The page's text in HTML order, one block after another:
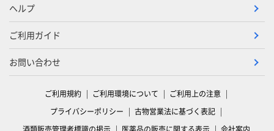
ヘルプ
ご利用ガイド
お問い合わせ
ご利用規約 ご利用環境について
ご利用上の注意
プライバシーポリシー
古物営業法に基づく表記